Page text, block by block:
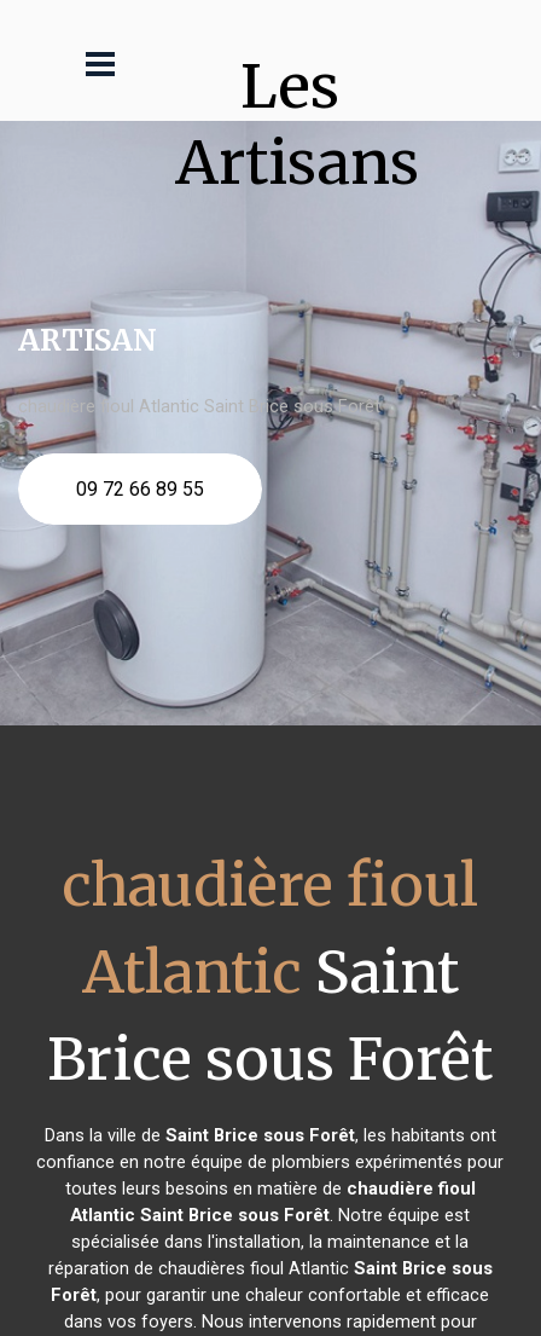
Les
Artisans
ARTISAN
chaudière fioul Atlantic Saint Brice sous Forêt
09 72 66 89 55
chaudière fioul
Atlantic Saint
Brice sous Forêt
Dans la ville de Saint Brice sous Forêt, les habitants ont
confiance en notre équipe de plombiers expérimentés pour
toutes leurs besoins en matière de chaudière fioul
Atlantic Saint Brice sous Forêt. Notre équipe est
spécialisée dans l'installation, la maintenance et la
réparation de chaudières fioul Atlantic Saint Brice sous
Forêt, pour garantir une chaleur confortable et efficace
dans vos foyers. Nous intervenons rapidement pour